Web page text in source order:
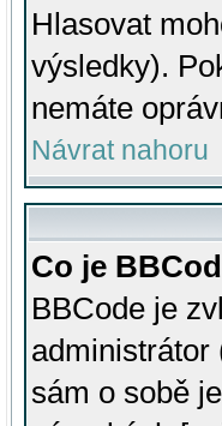
Hlasovat
výsledky).
nemáte
Návrat nahoru
Co je
BBCode je
administrátor
sám o sobě